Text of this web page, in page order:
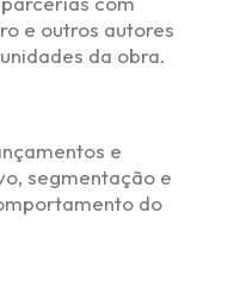
e outros autores
da obra.
e
segmentação e
do